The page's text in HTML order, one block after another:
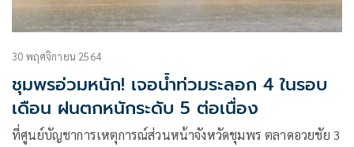
30 พฤศจิกายน 2564
ชุมพรอ่วมหนัก! เจอน้ำท่วมระลอก 4 ในรอบ
เดือน ฝนตกหนักระดับ 5 ต่อเนื่อง
ที่ศูนย์บัญชาการเหตุการณ์ส่วนหน้าจังหวัดชุมพร ตลาดอวยชัย 3